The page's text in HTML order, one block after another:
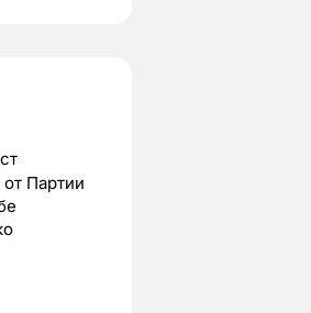
Партии